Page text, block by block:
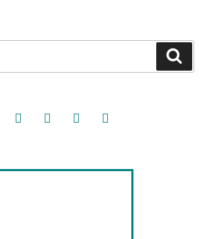
mastodoninstagramthreads goodreads